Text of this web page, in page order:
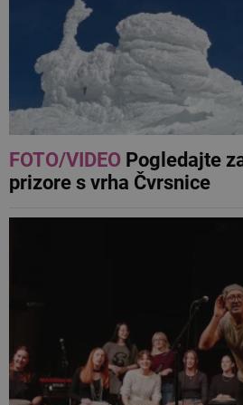
FOTO/VIDEOPogledajte
prizore s vrha Čvrsnice